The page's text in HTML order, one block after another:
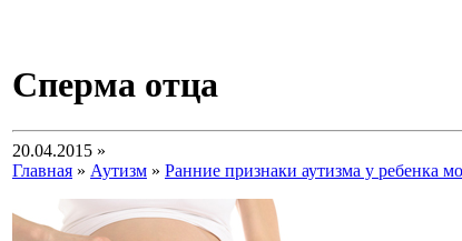
Сперма отца
20.04.2015 »
Главная » Аутизм » Ранние признаки аутизма у ребенка